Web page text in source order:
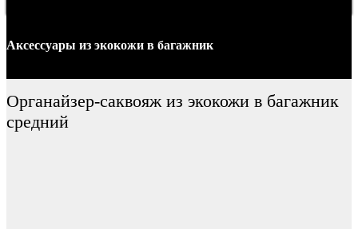
Аксессуары из экокожи в багажник
Органайзер-саквояж из экокожи в багажник
средний